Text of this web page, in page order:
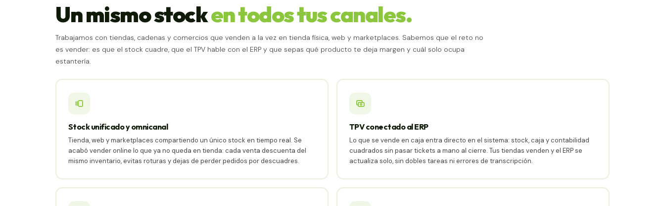
Un mismo stocken todos tus canales.
Trabajamos con tiendas, cadenas y comercios que venden a la vez en tienda física, web y marketplaces. Sabemos que el reto no
es vender: es que el stock cuadre, que el TPV hable con el ERP y que sepas qué producto te deja margen y cuál solo ocupa
estantería.
Stock unificado y omnicanal
Tienda, web y marketplaces compartiendo un único stock en tiempo real. Se
acabó vender online lo que ya no queda en tienda: cada venta descuenta del
mismo inventario, evitas roturas y dejas de perder pedidos por descuadres.
TPV conectado al ERP
Lo que se vende en caja entra directo en el sistema: stock, caja y contabilidad
cuadrados sin pasar tickets a mano al cierre. Tus tiendas venden y el ERP se
actualiza solo, sin dobles tareas ni errores de transcripción.